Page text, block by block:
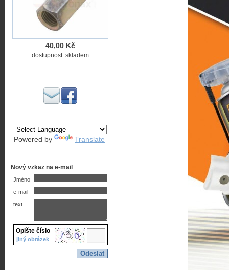
40,00 Kč
dostupnost: skladem
Powered by Translate
Nový vzkaz na e-mail
Jméno
e-mail
text
Opište číslo
jiný obrázek